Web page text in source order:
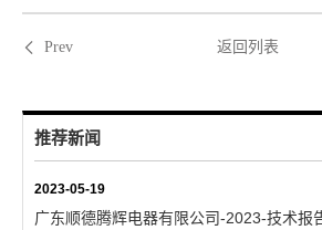
Prev 返回列表
推荐新闻
2023-05-19
广东顺德腾辉电器有限公司-2023-技术报